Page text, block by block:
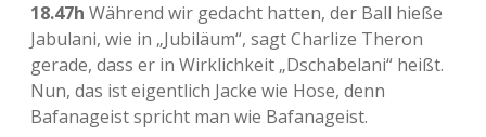
18.47h Während wir gedacht hatten, der Ball hieße
Jabulani, wie in „Jubiläum“, sagt Charlize Theron
gerade, dass er in Wirklichkeit „Dschabelani“ heißt.
Nun, das ist eigentlich Jacke wie Hose, denn
Bafanageist spricht man wie Bafanageist.